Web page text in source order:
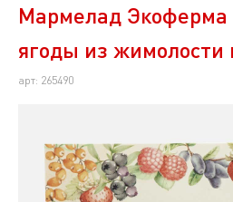
Шуйские
ягоды
из
агаре
250г
Мармелад
ягоды из жимолости
арт: 265490